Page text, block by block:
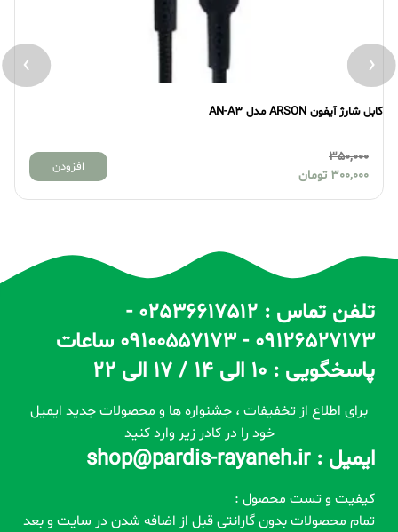
کابل شارژ آیفون ARSON مدل AN-A3
350,000
300,000 تومان
افزودن
‹
›
تلفن تماس : 02536617512 -
09126527173 - 09100557173 ساعات
پاسخگویی : 10 الی 14 / 17 الی 22
برای اطلاع از تخفیفات ، جشنواره ها و محصولات جدید ایمیل
خود را در کادر زیر وارد کنید
ایمیل : shop@pardis-rayaneh.ir
کیفیت و تست محصول :
تمام محصولات بدون گارانتی قبل از اضافه شدن در سایت و بعد